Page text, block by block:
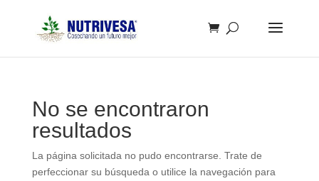
No se encontraron
resultados
La página solicitada no pudo encontrarse. Trate de
perfeccionar su búsqueda o utilice la navegación para